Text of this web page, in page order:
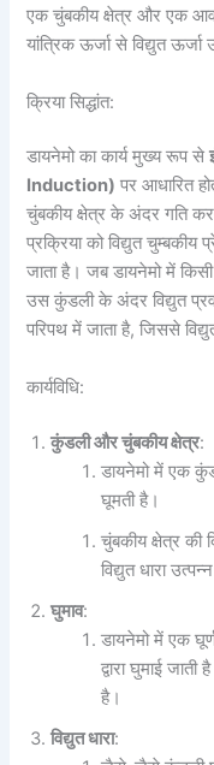
एक चुंबकीय क्षेत्र और एक
यांत्रिक ऊर्जा से विद्युत
क्रिया सिद्धांत:
डायनेमो का कार्य मुख्य रूप से
Induction) पर आधारित
चुंबकीय क्षेत्र के अंदर गति
प्रक्रिया को विद्युत
जाता है। जब डायनेमो में
उस कुंडली के अंदर विद्युत
परिपथ में जाता है, जिससे
कार्यविधि:
कुंडली और चुंबकीय क्षेत्र:
डायनेमो में एक
घूमती है।
चुंबकीय क्षेत्र
विद्युत धारा
घुमाव:
डायनेमो में एक
द्वारा घुमाई
है।
विद्युत धारा: